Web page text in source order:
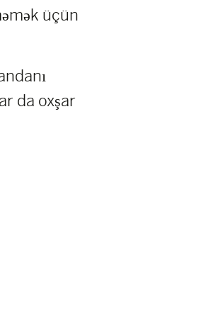
üçün
da oxşar